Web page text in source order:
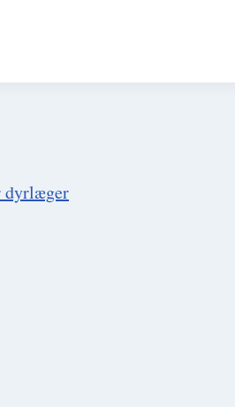
dyrlæger